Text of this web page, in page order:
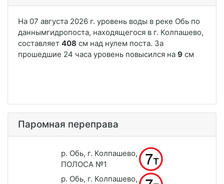
Паромная переправа
р. Обь, г. Колпашево,
ПОЛОСА №1
р. Обь, г. Колпашево,